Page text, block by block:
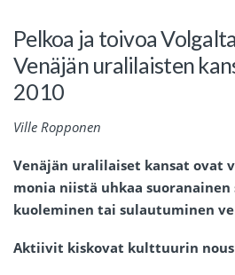
Pelkoa ja toivoa
Venäjän uralilaisten
2010
Ville Ropponen
Venäjän uralilaiset kansat ovat
monia niistä uhkaa
kuoleminen tai sulautuminen
Aktiivit kiskovat kulttuurin